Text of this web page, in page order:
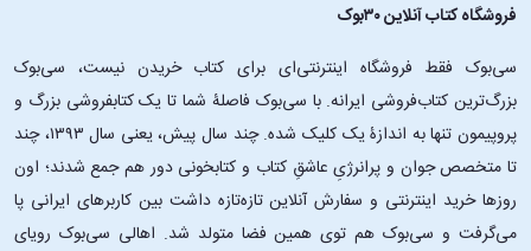
فروشگاه کتاب آنلاین ۳۰بوک
سی‌بوک فقط فروشگاه اینترنتی‌ای برای کتاب خریدن نیست، سی‌بوک
بزرگ‌ترین کتاب‌فروشی ایرانه. با سی‌بوک فاصلۀ شما تا یک کتابفروشی بزرگ و
پروپیمون تنها به اندازۀ یک کلیک شده. چند سال پیش، یعنی سال ۱۳۹۳، چند
تا متخصص جوان و پرانرژیِ عاشقِ کتاب و کتابخونی دور هم جمع شدند؛ اون‌
روزها خرید اینترنتی و سفارش آنلاین تازه‌تازه داشت بین کاربرهای ایرانی پا
می‌گرفت و سی‌بوک هم توی همین فضا متولد شد. اهالی سی‌بوک رویای